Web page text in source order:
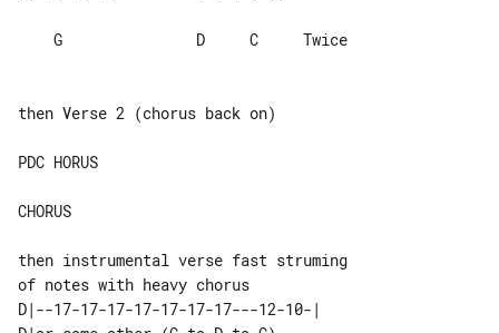
then Verse 2 (chorus back on)
PDC HORUS
CHORUS
then instrumental verse fast struming
D|--17-17-17-17-17-17-17---12-10-|